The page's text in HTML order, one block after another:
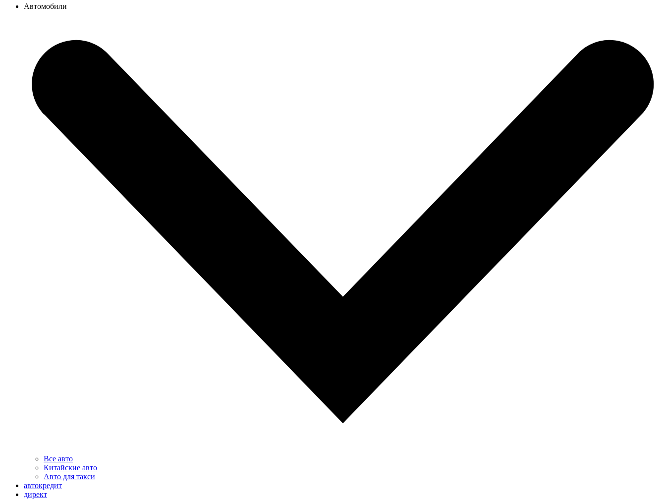
Автомобили
Все авто
Китайские авто
Авто для такси
автокредит
директ